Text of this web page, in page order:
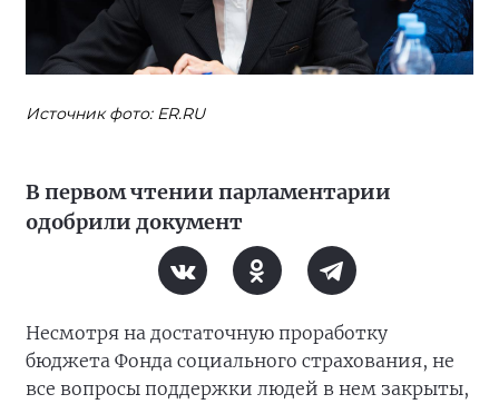
Источник фото: ER.RU
В первом чтении парламентарии
одобрили документ
Несмотря на достаточную проработку
бюджета Фонда социального страхования, не
все вопросы поддержки людей в нем закрыты,